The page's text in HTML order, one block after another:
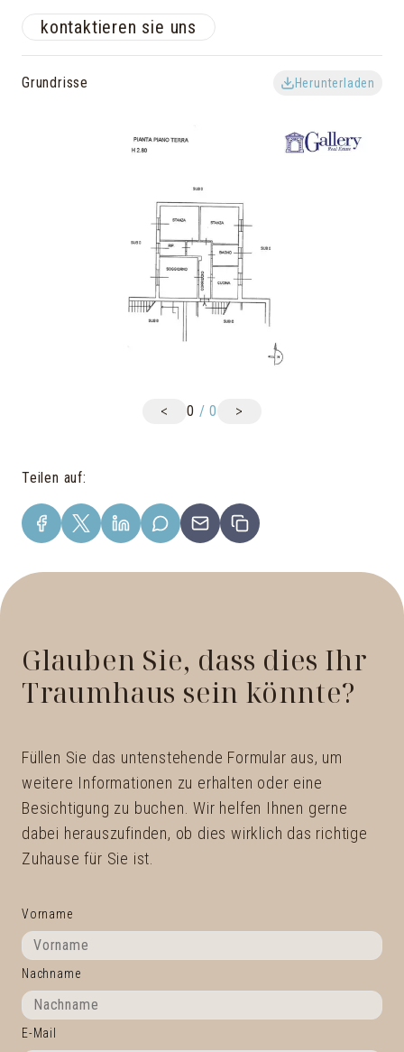
kontaktieren sie uns
Grundrisse Herunterladen
< 0 /0 >
Teilen auf:
Glauben Sie, dass dies Ihr
Traumhaus sein könnte?
Füllen Sie das untenstehende Formular aus, um
weitere Informationen zu erhalten oder eine
Besichtigung zu buchen. Wir helfen Ihnen gerne
dabei herauszufinden, ob dies wirklich das richtige
Zuhause für Sie ist.
Vorname
Nachname
E-Mail